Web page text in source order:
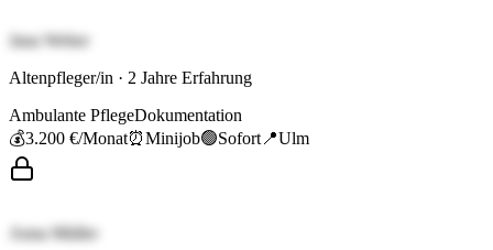
Jana Weber
Altenpfleger/in · 2 Jahre Erfahrung
Ambulante PflegeDokumentation
💰3.200 €/Monat⏰Minijob🟢Sofort 📍Ulm
Anna Müller